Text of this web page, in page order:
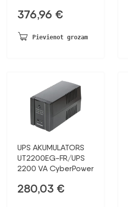
376,96 €
Pievienot grozam
UPS AKUMULATORS
UT2200EG-FR/UPS
2200 VA CyberPower
280,03 €